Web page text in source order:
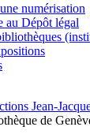
numérisation
au Dépôt légal